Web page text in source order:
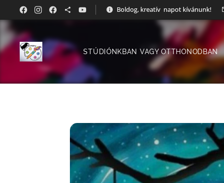
Boldog, kreatív napot kívánunk!
STÚDIÓNKBAN VAGY OTTHONODBAN